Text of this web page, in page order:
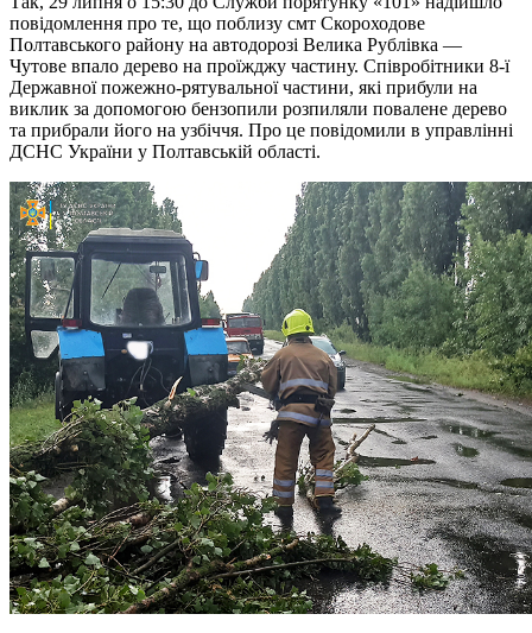
повідомлення про те, що поблизу смт Скороходове
Полтавського району на автодорозі Велика Рублівка —
Чутове впало дерево на проїжджу частину. Співробітники 8-ї
Державної пожежно-рятувальної частини, які прибули на
виклик за допомогою бензопили розпиляли повалене дерево
та прибрали його на узбіччя. Про це повідомили в управлінні
ДСНС України у Полтавській області.